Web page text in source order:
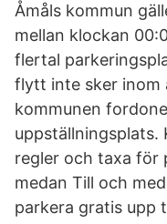
Åmåls kommun
mellan klockan
flertal
flytt inte sker inom
kommunen
uppställningsplats.
regler och taxa för
medan Till och
parkera gratis upp